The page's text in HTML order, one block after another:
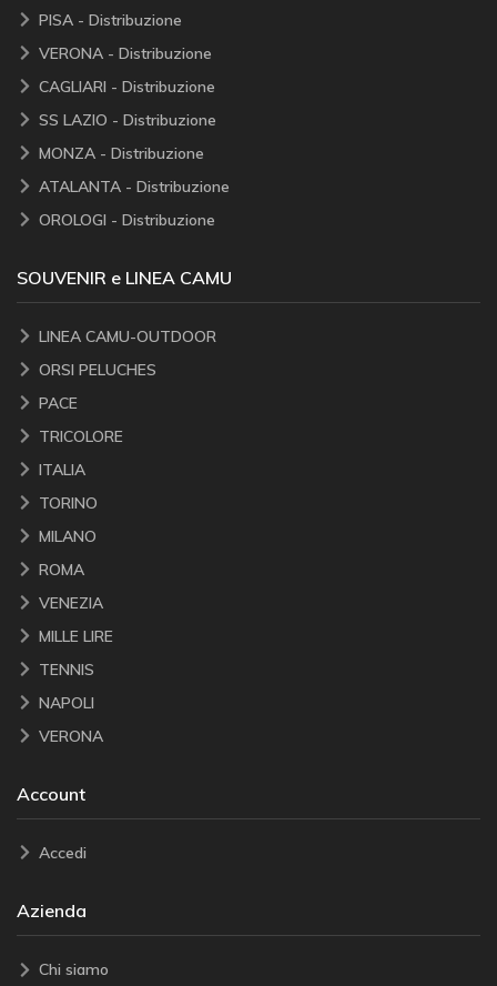
PISA - Distribuzione
VERONA - Distribuzione
CAGLIARI - Distribuzione
SS LAZIO - Distribuzione
MONZA - Distribuzione
ATALANTA - Distribuzione
OROLOGI - Distribuzione
SOUVENIR e LINEA CAMU
LINEA CAMU-OUTDOOR
ORSI PELUCHES
PACE
TRICOLORE
ITALIA
TORINO
MILANO
ROMA
VENEZIA
MILLE LIRE
TENNIS
NAPOLI
VERONA
Account
Accedi
Azienda
Chi siamo